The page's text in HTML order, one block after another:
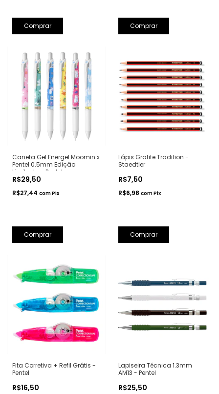
Comprar Comprar
Caneta Gel Energel Moomin x
Pentel 0.5mm Edição
Limitada - Pentel
R$29,50
R$27,44 comPix
Comprar
Lápis Grafite Tradition -
Staedtler
R$7,50
R$6,98 comPix
Comprar
Fita Corretiva + Refil Grátis -
Pentel
R$16,50
Lapiseira Técnica 1.3mm
AM13 - Pentel
R$25,50